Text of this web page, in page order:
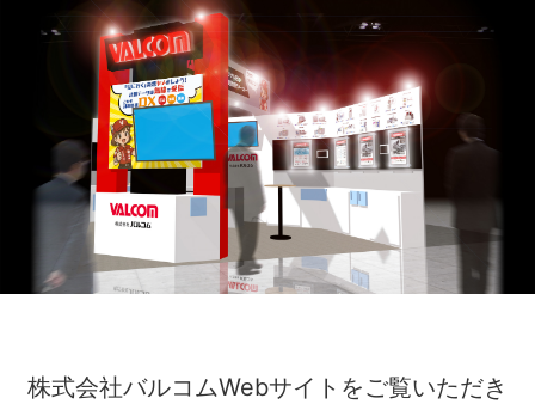
株式会社バルコムWebサイトをご覧いただき